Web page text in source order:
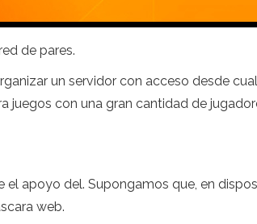
de pares.
un servidor con acceso desde
con una gran cantidad de
apoyo del. Supongamos que, en
web.